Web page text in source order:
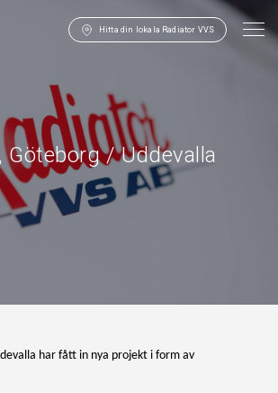
Hitta din lokala Radiator VVS
Göteborg / Uddevalla
har fått in nya projekt i form av